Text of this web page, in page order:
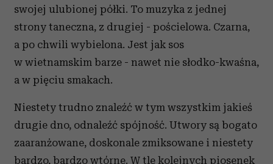
swojej ulubionej półki. To muzyka z jednej
strony taneczna, z drugiej - pościelowa. Czarna,
a po chwili wybielona. Jest jak sos
w wietnamskim barze - nawet nie słodko-kwaśna,
a w pięciu smakach.
Niestety trudno znaleźć w tym wszystkim jakieś
drugie dno, odnaleźć spójność. Utwory są bogato
zaaranżowane, doskonale zmiksowane i niestety
bardzo, bardzo wtórne. W tle kolejnych piosenek